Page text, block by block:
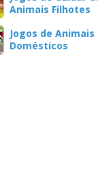
Animais Filhotes
Jogos de Animais
Domésticos